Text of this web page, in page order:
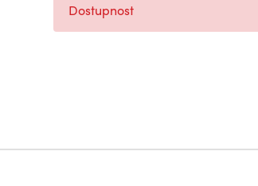
Dostupnost